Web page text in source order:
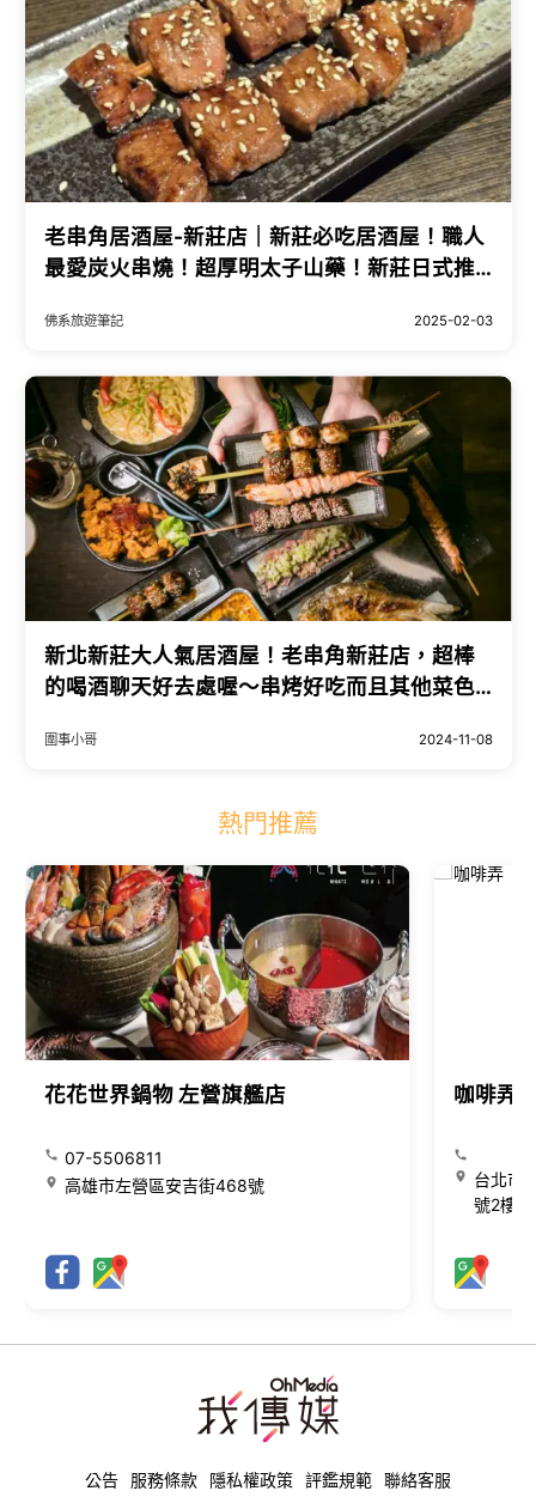
老串角居酒屋-新莊店｜新莊必吃居酒屋！職人
最愛炭火串燒！超厚明太子山藥！新莊日式推
佛系旅遊筆記 2025-02-03
新北新莊大人氣居酒屋！老串角新莊店，超棒
的喝酒聊天好去處喔～串烤好吃而且其他菜色
圍事小哥 2024-11-08
熱門推薦
花花世界鍋物 左營旗艦店
07-5506811
高雄市左營區安吉街468號
咖啡弄
台北市
號2樓
公告 服務條款 隱私權政策 評鑑規範 聯絡客服